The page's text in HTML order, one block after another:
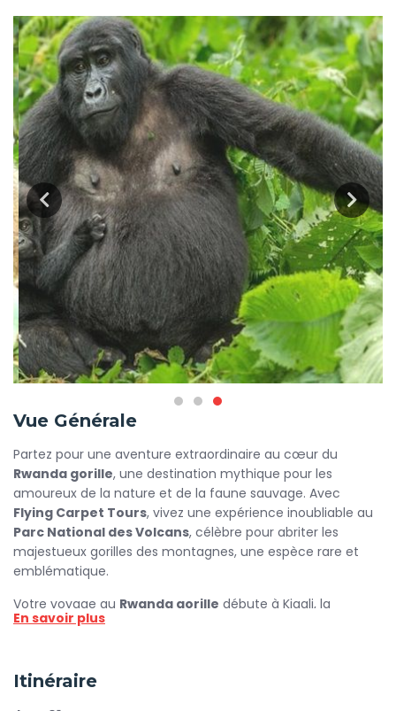
Vue Générale
Partez pour une aventure extraordinaire au cœur du
Rwanda gorille, une destination mythique pour les
amoureux de la nature et de la faune sauvage. Avec
Flying Carpet Tours, vivez une expérience inoubliable au
Parc National des Volcans, célèbre pour abriter les
majestueux gorilles des montagnes, une espèce rare et
emblématique.
Votre voyage au Rwanda gorille débute à Kigali, la
capitale dynamique du pays des mille collines, avant de
collines luxuriantes, forêts brumeuses et volcans
En savoir plus
Itinéraire